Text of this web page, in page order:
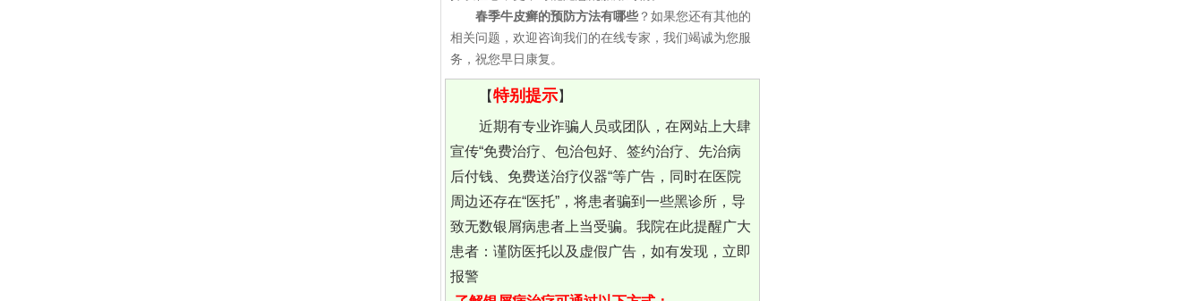
春季牛皮癣的预防方法有哪些 ？如果您还有其他的
相关问题，欢迎咨询我们的在线专家，我们竭诚为您服
务，祝您早日康复。
【特别提示】
近期有专业诈骗人员或团队，在网站上大肆
宣传“免费治疗、包治包好、签约治疗、先治病
后付钱、免费送治疗仪器“等广告，同时在医院
周边还存在“医托”，将患者骗到一些黑诊所，导
致无数银屑病患者上当受骗。我院在此提醒广大
患者：谨防医托以及虚假广告，如有发现，立即
报警